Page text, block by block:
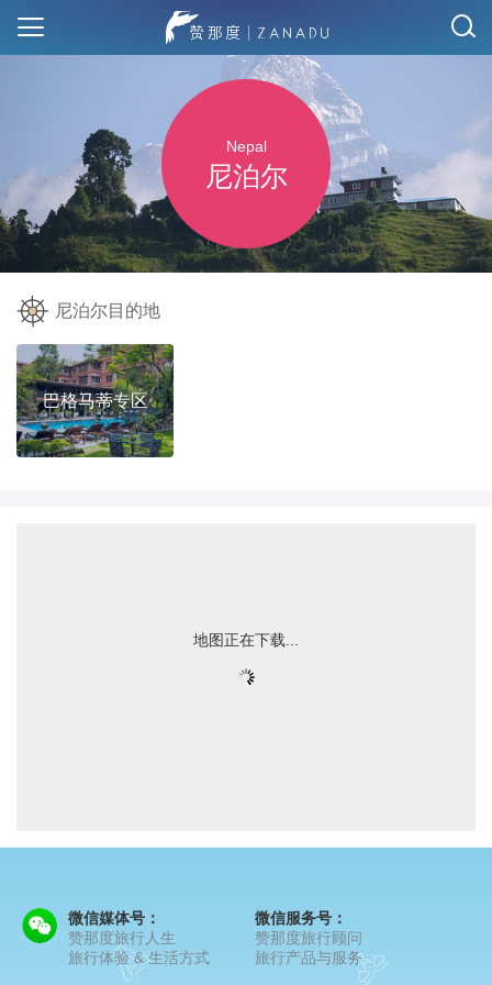
Nepal
尼泊尔
尼泊尔目的地
巴格马蒂专区
地图正在下载...
微信媒体号：
赞那度旅行人生
旅行体验 & 生活方式
微信服务号：
赞那度旅行顾问
旅行产品与服务